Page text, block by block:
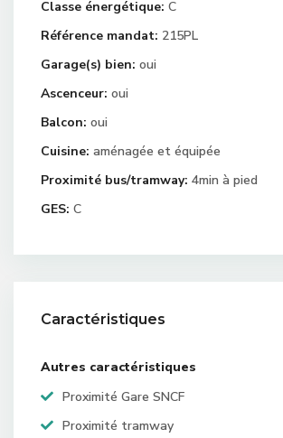
Classe énergétique: C
Référence mandat: 215PL
Garage(s) bien: oui
Ascenceur: oui
Balcon: oui
Cuisine: aménagée et équipée
Proximité bus/tramway: 4min à pied
GES: C
Caractéristiques
Autres caractéristiques
Proximité Gare SNCF
Proximité tramway